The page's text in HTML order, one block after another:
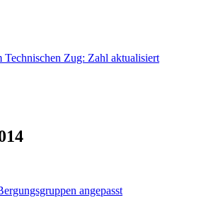
Zug: Zahl aktualisiert
angepasst